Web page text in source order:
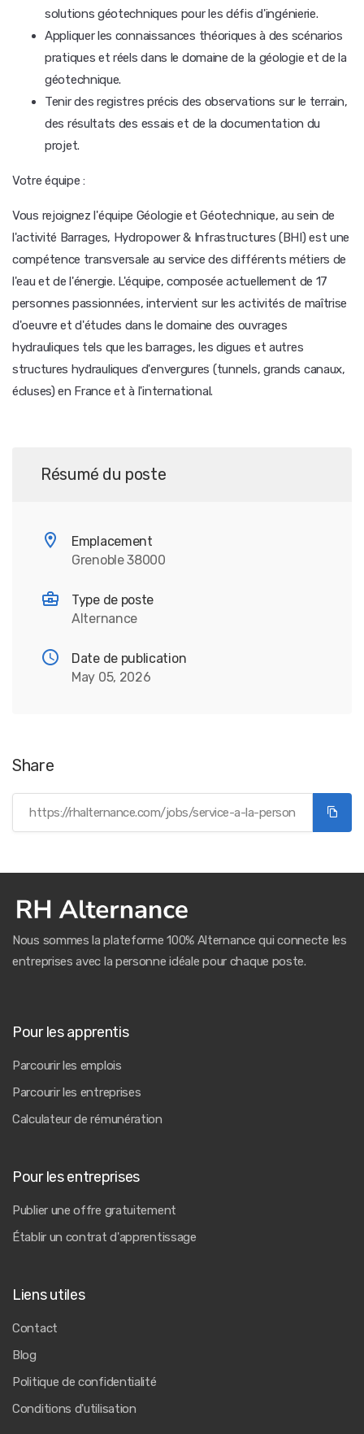
solutions géotechniques pour les défis d'ingénierie.
Appliquer les connaissances théoriques à des scénarios
pratiques et réels dans le domaine de la géologie et de la
géotechnique.
Tenir des registres précis des observations sur le terrain,
des résultats des essais et de la documentation du
projet.
Votre équipe :
Vous rejoignez l'équipe Géologie et Géotechnique, au sein de
l'activité Barrages, Hydropower & Infrastructures (BHI) est une
compétence transversale au service des différents métiers de
l'eau et de l'énergie. L'équipe, composée actuellement de 17
personnes passionnées, intervient sur les activités de maîtrise
d'oeuvre et d'études dans le domaine des ouvrages
hydrauliques tels que les barrages, les digues et autres
structures hydrauliques d'envergures (tunnels, grands canaux,
écluses) en France et à l'international.
Résumé du poste
Emplacement
Grenoble 38000
Type de poste
Alternance
Date de publication
May 05, 2026
Share
Nous sommes la plateforme 100% Alternance qui connecte les
entreprises avec la personne idéale pour chaque poste.
Pour les apprentis
Parcourir les emplois
Parcourir les entreprises
Calculateur de rémunération
Pour les entreprises
Publier une offre gratuitement
Établir un contrat d'apprentissage
Liens utiles
Contact
Blog
Politique de confidentialité
Conditions d'utilisation